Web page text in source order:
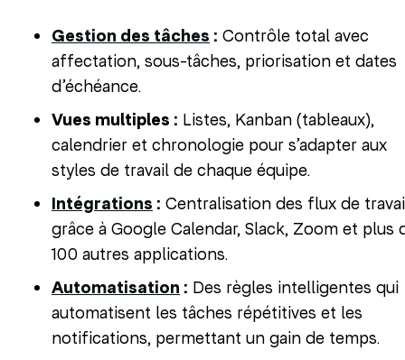
Gestion des tâches : Contrôle total avec
affectation, sous-tâches, priorisation et dates
d’échéance.
Vues multiples : Listes, Kanban (tableaux),
calendrier et chronologie pour s’adapter aux
styles de travail de chaque équipe.
Intégrations : Centralisation des flux de
grâce à Google Calendar, Slack, Zoom et plus
100 autres applications.
Automatisation : Des règles intelligentes qui
automatisent les tâches répétitives et les
notifications, permettant un gain de temps.